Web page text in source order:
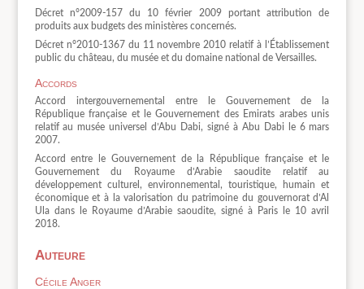
Décret n°2009-157 du 10 février 2009 portant attribution de
produits aux budgets des ministères concernés.
Décret n°2010-1367 du 11 novembre 2010 relatif à l’Établissement
public du château, du musée et du domaine national de Versailles.
Accords
Accord intergouvernemental entre le Gouvernement de la
République française et le Gouvernement des Emirats arabes unis
relatif au musée universel d’Abu Dabi, signé à Abu Dabi le 6 mars
2007.
Accord entre le Gouvernement de la République française et le
Gouvernement du Royaume d’Arabie saoudite relatif au
développement culturel, environnemental, touristique, humain et
économique et à la valorisation du patrimoine du gouvernorat d’Al
Ula dans le Royaume d’Arabie saoudite, signé à Paris le 10 avril
2018.
Auteure
Cécile Anger